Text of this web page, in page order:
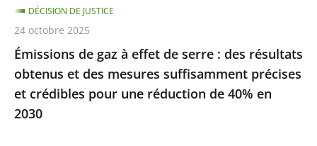
obtenus
et
des
mesures
suffisamment
précises
Émissions de gaz à effet de serre : des résultats
obtenus et des mesures suffisamment précises
et crédibles pour une réduction de 40% en
2030
DÉCISION DE JUSTICE
24 octobre 2025